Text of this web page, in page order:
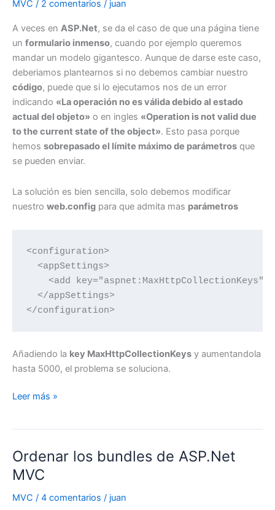
MVC / 2 comentarios / juan
A veces en ASP.Net, se da el caso de que una página tiene
un formulario inmenso, cuando por ejemplo queremos
mandar un modelo gigantesco. Aunque de darse este caso,
deberiamos plantearnos si no debemos cambiar nuestro
código, puede que si lo ejecutamos nos de un error
indicando «La operación no es válida debido al estado
actual del objeto» o en ingles «Operation is not valid due
to the current state of the object». Esto pasa porque
hemos sobrepasado el límite máximo de parámetros que
se pueden enviar.
La solución es bien sencilla, solo debemos modificar
nuestro web.config para que admita mas parámetros
<configuration>
  <appSettings>
<add key="aspnet:MaxHttpCollectionKeys"
  </appSettings>
</configuration>
Añadiendo la key MaxHttpCollectionKeys y aumentandola
hasta 5000, el problema se soluciona.
ASP.Net
de
«La
no
Leer más »
Ordenar los bundles de ASP.Net
MVC
MVC / 4 comentarios / juan